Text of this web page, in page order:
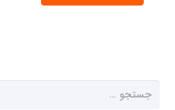
جستجو